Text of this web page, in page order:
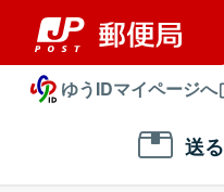
ゆうIDマイページへ
送る